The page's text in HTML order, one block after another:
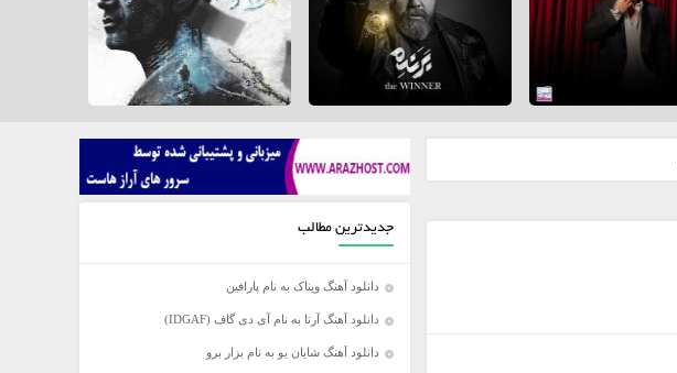
جدیدترین مطالب
دانلود آهنگ ویناک به نام پارافین
دانلود آهنگ آرتا به نام آی دی گاف (IDGAF)
دانلود آهنگ شایان یو به نام بزار برو